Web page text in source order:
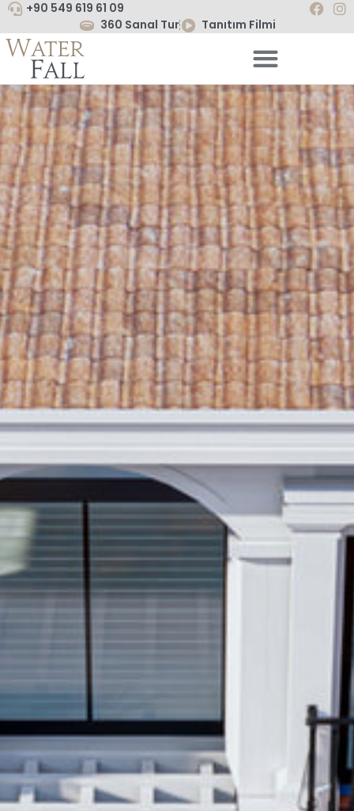
+90 549 619 61 09
360 Sanal Tur
Tanıtım Filmi